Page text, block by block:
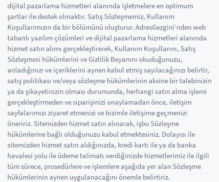
dijital pazarlama hizmetleri alanında işletmelere en optimum
şartlar ile destek olmaktır. Satış Sözleşmemiz, Kullanım
Koşullarımızın da bir bölümünü oluşturur. AdresGezgini’nden web
tabanlı yazılım çözümleri ve dijital pazarlama hizmetleri alanında
hizmet satın alımı gerçekleştirerek, Kullanım Koşullarını, Satış
Sözleşmesi hükümlerini ve Gizlilik Beyanını okuduğunuzu,
anladığınızı ve içeriklerini aynen kabul etmiş sayılacağınızı belirtir,
satış politikası ve/veya sözleşme hükümlerinin aksine bir talebinizin
ya da şikayetinizin olması durumunda, herhangi satın alma işlemi
gerçekleştirmeden ve siparişinizi onaylamadan önce, iletişim
sayfalarımızı ziyaret etmenizi ve bizimle iletişime geçmenizi
öneririz. Sitemizden hizmet satın alınarak, işbu Sözleşme
hükümlerine bağlı olduğunuzu kabul etmektesiniz. Dolayısı ile
sitemizden hizmet satın aldığınızda, kredi kartı ile ya da banka
havalesi yolu ile ödeme talimatı verdiğinizde hizmetlerimiz ile ilgili
tüm sürece, prosedürlere ve işlemlere aşağıda yer alan Sözleşme
hükümlerinin aynen uygulanacağını önemle belirtiriz.